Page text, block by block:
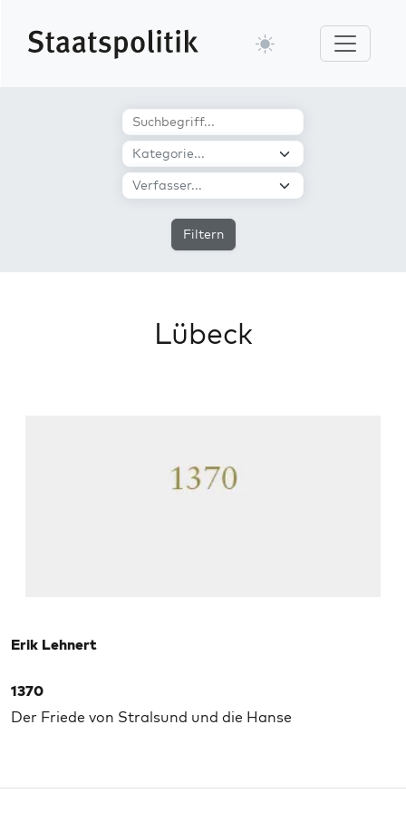
Filtern
Lübeck
Erik Lehnert
1370
Der Friede von Stralsund und die Hanse